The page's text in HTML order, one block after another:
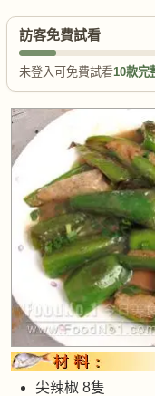
訪客免費試看
未登入可免費試看10款完
尖辣椒 8隻